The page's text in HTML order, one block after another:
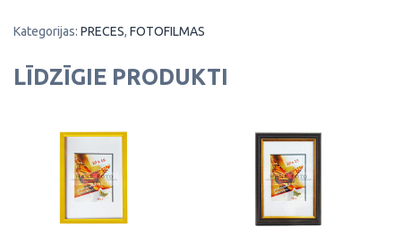
Kategorijas: PRECES, FOTOFILMAS
LĪDZĪGIE PRODUKTI